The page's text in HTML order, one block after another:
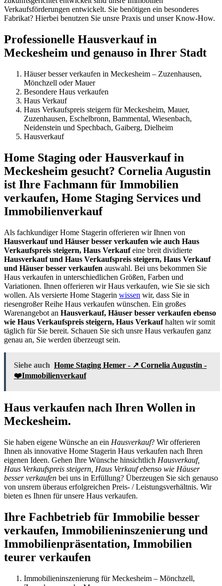
Verkaufsförderungen entwickelt. Sie benötigen ein besonderes
Fabrikat? Hierbei benutzen Sie unsre Praxis und unser Know-How.
Professionelle Hausverkauf in
Meckesheim und genauso in Ihrer Stadt
Häuser besser verkaufen in Meckesheim – Zuzenhausen,
Mönchzell oder Mauer
Besondere Haus verkaufen
Haus Verkauf
Haus Verkaufspreis steigern für Meckesheim, Mauer,
Zuzenhausen, Eschelbronn, Bammental, Wiesenbach,
Neidenstein und Spechbach, Gaiberg, Dielheim
Hausverkauf
Home Staging oder Hausverkauf in
Meckesheim gesucht? Cornelia Augustin
ist Ihre Fachmann für Immobilien
verkaufen, Home Staging Services und
Immobilienverkauf
Als fachkundiger Home Stagerin offerieren wir Ihnen von
Hausverkauf und Häuser besser verkaufen wie auch Haus
Verkaufspreis steigern, Haus Verkaufeine breit dividierte
Hausverkauf und Haus Verkaufspreis steigern, Haus Verkauf
und Häuser besser verkaufen auswahl. Bei uns bekommen Sie
Haus verkaufen in unterschiedlichen Größen, Farben und
Variationen. Ihnen offerieren wir Haus verkaufen, wie Sie sie sich
wollen. Als versierte Home Stagerin wissen wir, dass Sie in
riesengroßer Reihe Haus verkaufen wünschen. Ein großes
Warenangebot an Hausverkauf, Häuser besser verkaufen ebenso
wie Haus Verkaufspreis steigern, Haus Verkaufhalten wir somit
täglich für Sie bereit. Schauen Sie sich unsre Haus verkaufen ganz
genau an, Sie werden überzeugt sein.
Siehe auch Home Staging Hemer - ↗️ Cornelia Augustin -
❤️Immobilienverkauf
Haus verkaufen nach Ihren Wollen in
Meckesheim.
Sie haben eigene Wünsche an ein Hausverkauf? Wir offerieren
Ihnen als innovative Home Stagerin Haus verkaufen nach Ihren
eigenen Ideen. Gehen Ihre Wünsche hinsichtlich Hausverkauf,
Haus Verkaufspreis steigern, Haus Verkauf ebenso wie Häuser
besser verkaufen bei uns in Erfüllung? Überzeugen Sie sich genauso
von unsrem überaus erfolgreichen Preis- / Leistungsverhältnis. Wir
bieten es Ihnen für unsere Haus verkaufen.
Ihre Fachbetrieb für Immobilie besser
verkaufen, Immobilieninszenierung und
Immobilienpräsentation, Immobilien
teurer verkaufen
Immobilieninszenierung für Meckesheim – Mönchzell,